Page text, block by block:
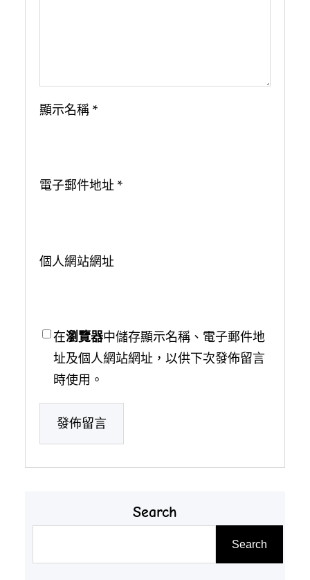
顯示名稱 *
電子郵件地址 *
個人網站網址
在瀏覽器中儲存顯示名稱、電子郵件地
址及個人網站網址，以供下次發佈留言
時使用。
Search
Search